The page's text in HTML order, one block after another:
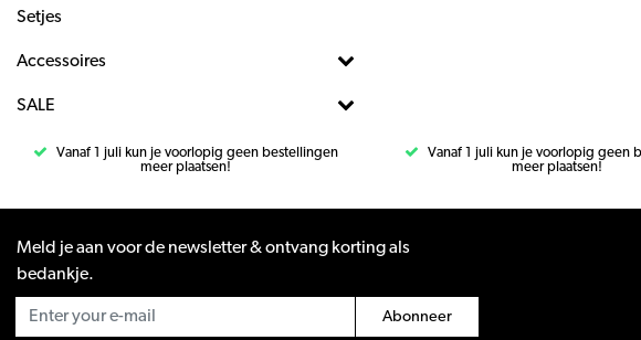
Setjes
Accessoires
SALE
Vanaf 1 juli kun je voorlopig geen bestellingen
meer plaatsen!
Vanaf 1 juli kun je voorlopig geen
meer plaatsen!
Meld je aan voor de newsletter & ontvang korting als
bedankje.
Abonneer